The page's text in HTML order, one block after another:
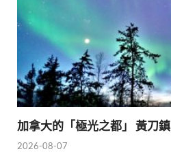
加拿大的「極光之都」 黃刀鎮
2026-08-07